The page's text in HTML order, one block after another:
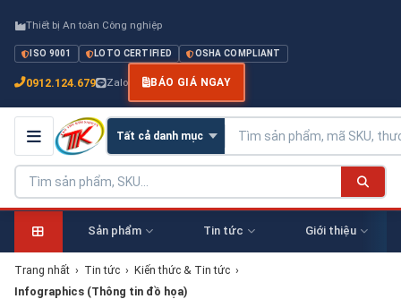
Thiết bị An toàn Công nghiệp
ISO 9001 LOTO CERTIFIED OSHA COMPLIANT
0912.124.679 Zalo BÁO GIÁ NGAY
Sản phẩm Tin tức Giới thiệu
Trang nhất › Tin tức › Kiến thức & Tin tức ›
Infographics (Thông tin đồ họa)